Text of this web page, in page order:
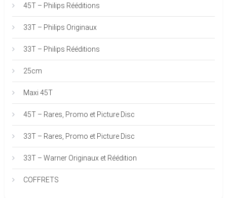
45T – Philips Rééditions
33T – Philips Originaux
33T – Philips Rééditions
25cm
Maxi 45T
45T – Rares, Promo et Picture Disc
33T – Rares, Promo et Picture Disc
33T – Warner Originaux et Réédition
COFFRETS